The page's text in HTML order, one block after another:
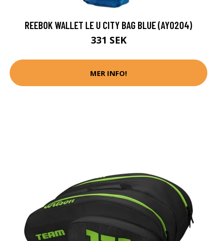
REEBOK WALLET LE U CITY BAG BLUE (AY0204)
331 SEK
MER INFO!